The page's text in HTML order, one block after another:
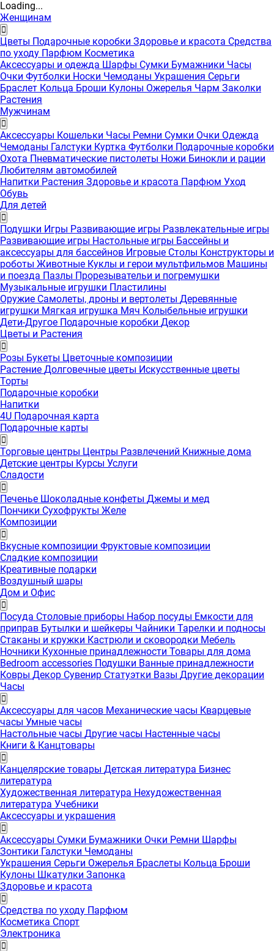
Loading...
Женщинам
Цветы Подарочные коробки Здоровье и красота Средства
по уходу Парфюм Косметика
Аксессуары и одежда Шарфы Сумки Бумажники Часы
Очки Футболки Носки Чемоданы Украшения Серьги
Браслет Кольца Броши Кулоны Ожерелья Чарм Заколки
Растения
Мужчинам
Аксессуары Кошельки Часы Ремни Сумки Очки Одежда
Чемоданы Галстуки Куртка Футболки Подарочные коробки
Охота Пневматические пистолеты Ножи Бинокли и рации
Любителям автомобилей
Напитки Растения Здоровье и красота Парфюм Уход
Обувь
Для детей
Подушки Игры Развивающие игры Развлекательные игры
Развивающие игры Настольные игры Бассейны и
аксессуары для бассейнов Игровые Столы Конструкторы и
роботы Животные Куклы и герои мультфильмов Машины
и поезда Пазлы Прорезывательи и погремушки
Музыкальные игрушки Пластилины
Оружие Самолеты, дроны и вертолеты Деревянные
игрушки Мягкая игрушка Мяч Колыбельные игрушки
Дети-Другое Подарочные коробки Декор
Цветы и Растения
Розы Букеты Цветочные композиции
Растение Долговечные цветы Искусственные цветы
Торты
Подарочные коробки
Напитки
4U Подарочная карта
Подарочные карты
Торговые центры Центры Развлечений Книжные дома
Детские центры Курсы Услуги
Сладости
Печенье Шоколадные конфеты Джемы и мед
Пончики Сухофрукты Желе
Композиции
Вкусные композиции Фруктовые композиции
Сладкие композиции
Креативные подарки
Воздушный шары
Дом и Офис
Посуда Столовые приборы Набор посуды Емкости для
приправ Бутылки и шейкеры Чайники Тарелки и подносы
Стаканы и кружки Кастрюли и сковородки Мебель
Ночники Кухонные принадлежности Товары для дома
Bedroom accessories Подушки Ванные принадлежности
Ковры Декор Сувенир Статуэтки Вазы Другие декорации
Часы
Аксессуары для часов Механические часы Кварцевые
часы Умные часы
Настольные часы Другие часы Настенные часы
Книги & Канцтовары
Канцелярские товары Детская литература Бизнес
литература
Художественная литература Нехудожественная
литература Учебники
Аксессуары и украшения
Аксессуары Сумки Бумажники Очки Ремни Шарфы
Зонтики Галстуки Чемоданы
Украшения Серьги Ожерелья Браслеты Кольца Броши
Кулоны Шкатулки Запонка
Здоровье и красота
Средства по уходу Парфюм
Косметика Спорт
Электроника